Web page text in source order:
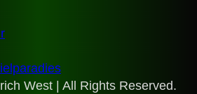
West | All Rights Reserved.